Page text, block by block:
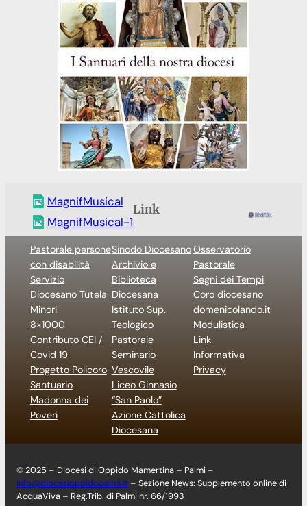
MagnifMusical
MagnifMusical-1
Link
Pastorale persone
con disabilità
Servizio
Diocesano Tutela
Minori
8×1000
Contributo CEI /
Covid 19
Progetto Policoro
Santuario
Madonna dei
Poveri
Sinodo Diocesano
Archivio e
Biblioteca
Diocesana
Istituto Sup.
Teologico
Pastorale
Seminario
Vescovile
Liceo Ginnasio
“San Paolo”
Azione Cattolica
Diocesana
Osservatorio
Pastorale
Segni dei Tempi
Coro diocesano
domenicolando.it
Modulistica
Link
Informativa
Privacy
© 2025 – Diocesi di Oppido Mamertina – Palmi –
info@diocesioppidopalmi.it – Sezione News: Supplemento online di
AcquaViva – Reg.Trib. di Palmi nr. 66/1993